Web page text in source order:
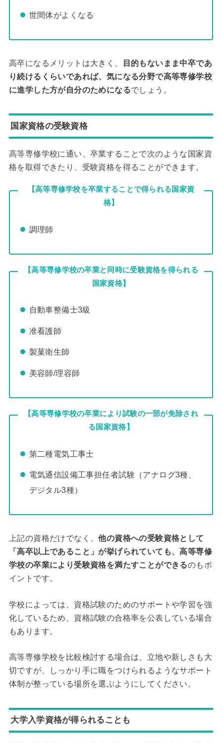
世間体がよくなる
高卒になるメリットは大きく、
目的もないまま中卒であ
り続けるくらいであれば、気になる分野で高等専修学校
に進学した方が自分のためになるでしょう。
国家資格の受験資格
高等専修学校に通い、卒業することで次のような国家資
格を取得できたり、受験資格を得ることができます。
【高等専修学校を卒業することで得られる国家資
格】
調理師
【高等専修学校の卒業と同時に受験資格を得られる
国家資格】
自動車整備士3級
准看護師
製菓衛生師
美容師/理容師
【高等専修学校の卒業により試験の一部が免除され
る国家資格】
第二種電気工事士
電気通信設備工事担任者試験（アナログ3種、
デジタル3種）
上記の資格だけでなく、他の資格への受験資格として
「高卒以上であること」が挙げられていても、高等専修
学校の卒業により受験資格を満たすことができるのもポ
イントです。
学校によっては、資格試験のためのサポートや学習を強
化しているため、資格試験の合格率を公表している場合
もあります。
高等専修学校を比較検討する場合は、立地や新しさも大
切ですが、しっかり手に職をつけられるようなサポート
体制が整っている場所を選ぶようにしてください。
大学入学資格が得られることも